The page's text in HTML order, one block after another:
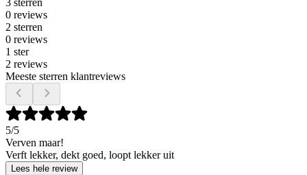
3 sterren
0 reviews
2 sterren
0 reviews
1 ster
2 reviews
Meeste sterren klantreviews
5/5
Verven maar!
Verft lekker, dekt goed, loopt lekker uit
Lees hele review